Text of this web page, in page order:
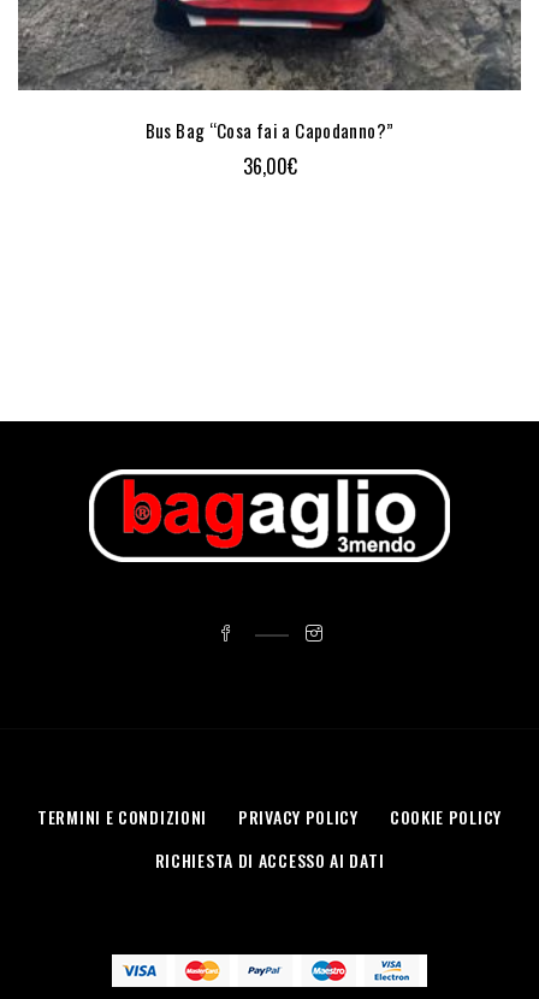
Bus Bag “Cosa fai a Capodanno?”
36,00€
TERMINI E CONDIZIONI PRIVACY POLICY
COOKIE POLICY
RICHIESTA DI ACCESSO AI DATI